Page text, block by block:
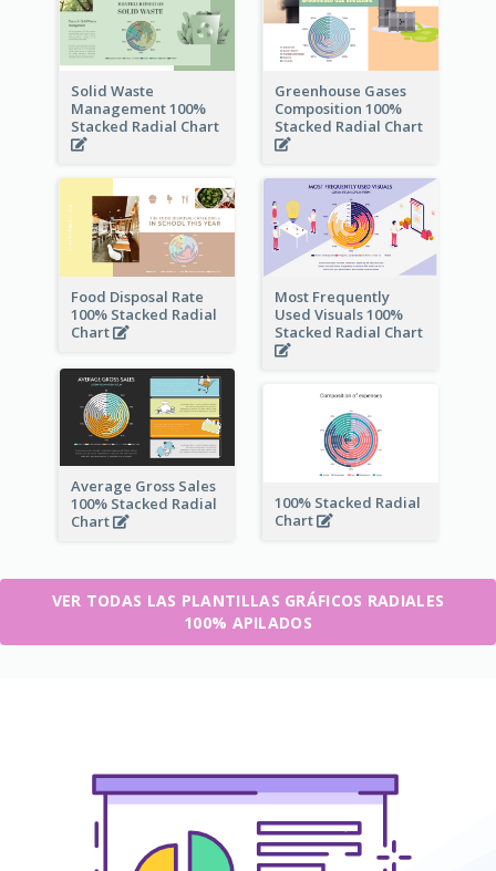
Solid Waste
Management 100%
Stacked Radial Chart
Greenhouse Gases
Composition 100%
Stacked Radial Chart
Food Disposal Rate
100% Stacked Radial
Chart
Most Frequently
Used Visuals 100%
Stacked Radial Chart
Average Gross Sales
100% Stacked Radial
Chart
100% Stacked Radial
Chart
VER TODAS LAS PLANTILLAS GRÁFICOS RADIALES
100% APILADOS